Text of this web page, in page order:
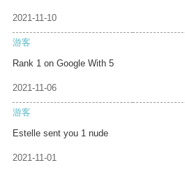
2021-11-10
游客
Rank 1 on Google With 5
2021-11-06
游客
Estelle sent you 1 nude
2021-11-01